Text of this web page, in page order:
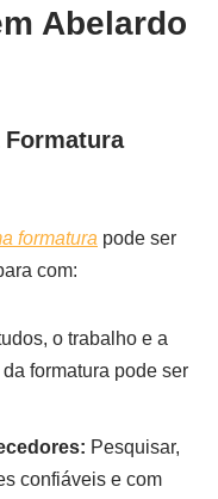
Abelardo
Formatura
formatura pode ser
com:
o trabalho e a
formatura pode ser
Pesquisar,
confiáveis e com